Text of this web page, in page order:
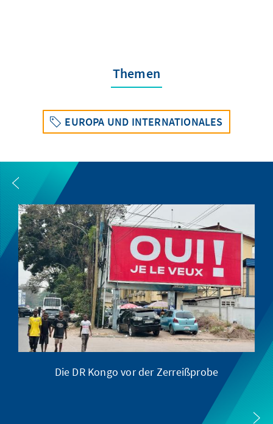
Themen
EUROPA UND INTERNATIONALES
Die DR Kongo vor der Zerreißprobe